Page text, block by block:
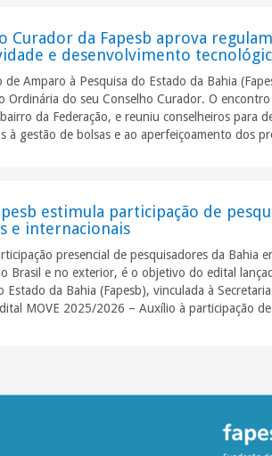
Curador da Fapesb aprova
e desenvolvimento
de Amparo à Pesquisa do Estado da Bahia
Ordinária do seu Conselho Curador. O
da Federação, e reuniu conselheiros para
à gestão de bolsas e ao aperfeiçoamento dos
estimula participação de
e internacionais
presencial de pesquisadores da Bahia
Brasil e no exterior, é o objetivo do edital
Estado da Bahia (Fapesb), vinculada à
MOVE 2025/2026 – Auxílio à participação